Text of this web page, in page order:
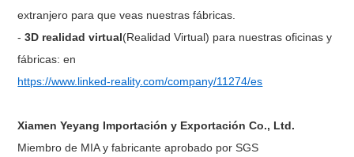
extranjero para que veas nuestras fábricas.
- 3D realidad virtual(Realidad Virtual) para nuestras oficinas y
fábricas: en
https://www.linked-reality.com/company/11274/es
Xiamen Yeyang Importación y Exportación Co., Ltd.
Miembro de MIA y fabricante aprobado por SGS